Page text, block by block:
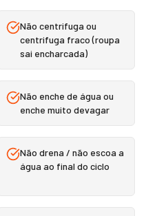
Não centrifuga ou
centrifuga fraco (roupa
sai encharcada)
Não enche de água ou
enche muito devagar
Não drena / não escoa a
água ao final do ciclo